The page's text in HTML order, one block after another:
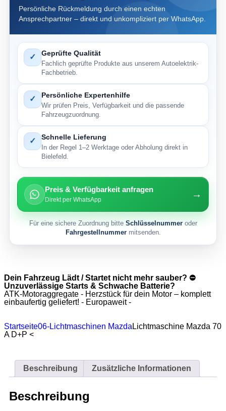
Persönliche Rückmeldung durch einen echten
Ansprechpartner – direkt und unkompliziert per WhatsApp.
✓ Geprüfte Qualität
Fachlich geprüfte Produkte aus unserem Autoelektrik-
Fachbetrieb.
✓ Persönliche Expertenhilfe
Wir prüfen Preis, Verfügbarkeit und die passende
Fahrzeugzuordnung.
✓ Schnelle Lieferung
In der Regel 1–2 Werktage oder Abholung direkt in
Bielefeld.
Preis & Verfügbarkeit anfragen
Direkt per WhatsApp →
Für eine sichere Zuordnung bitte Schlüsselnummeroder
Fahrgestellnummermitsenden.
Dein Fahrzeug Lädt / Startet nicht mehr sauber? ⛔
Unzuverlässige Starts & Schwache Batterie?
ATK-Motoraggregate - Herzstück für dein Motor – komplett
einbaufertig geliefert! - Europaweit -
Startseite06-Lichtmaschinen Mazda Lichtmaschine Mazda 70
A D+P <
Beschreibung Zusätzliche Informationen
Beschreibung